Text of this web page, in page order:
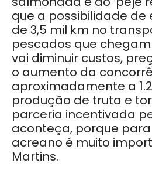
que a possibilidade de
de 3,5 mil km no
pescados que chegam
vai diminuir custos,
o aumento da
aproximadamente a
produção de truta e
parceria incentivada
aconteça, porque
acreano é muito
Martins.